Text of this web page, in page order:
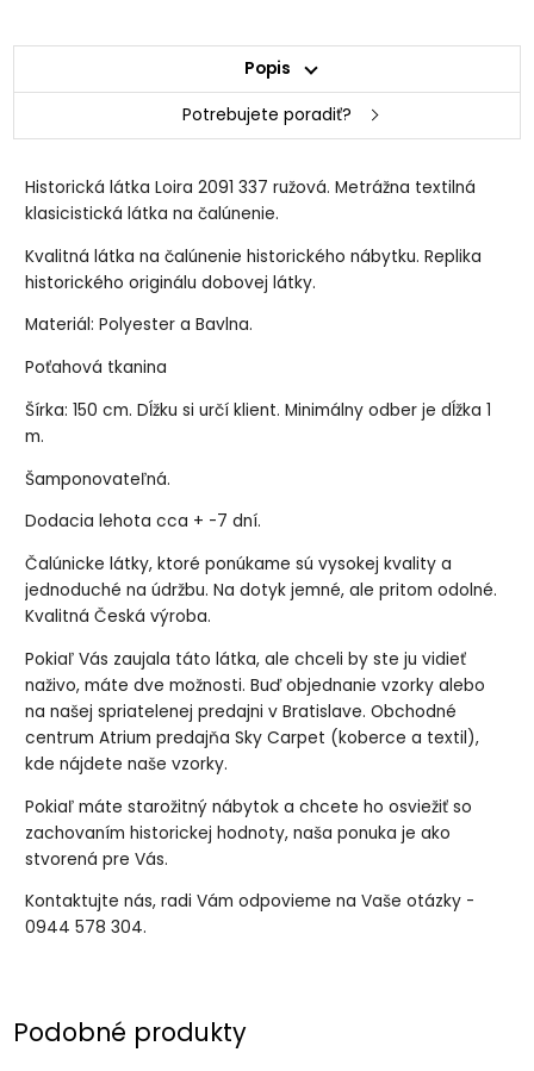
Popis
Potrebujete poradiť?
Historická látka Loira 2091 337 ružová. Metrážna textilná
klasicistická látka na čalúnenie.
Kvalitná látka na čalúnenie historického nábytku. Replika
historického originálu dobovej látky.
Materiál: Polyester a Bavlna.
Poťahová tkanina
Šírka: 150 cm. Dĺžku si určí klient. Minimálny odber je dĺžka 1
m.
Šamponovateľná.
Dodacia lehota cca + -7 dní.
Čalúnicke látky, ktoré ponúkame sú vysokej kvality a
jednoduché na údržbu. Na dotyk jemné, ale pritom odolné.
Kvalitná Česká výroba.
Pokiaľ Vás zaujala táto látka, ale chceli by ste ju vidieť
naživo, máte dve možnosti. Buď objednanie vzorky alebo
na našej spriatelenej predajni v Bratislave. Obchodné
centrum Atrium predajňa Sky Carpet (koberce a textil),
kde nájdete naše vzorky.
Pokiaľ máte starožitný nábytok a chcete ho osviežiť so
zachovaním historickej hodnoty, naša ponuka je ako
stvorená pre Vás.
Kontaktujte nás, radi Vám odpovieme na Vaše otázky -
0944 578 304.
Podobné produkty